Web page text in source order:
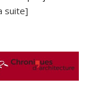
suite]